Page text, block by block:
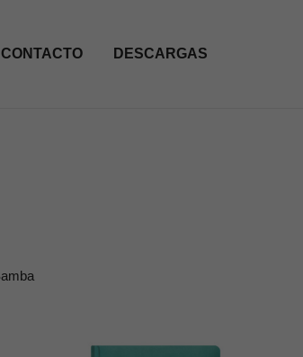
CONTACTO DESCARGAS